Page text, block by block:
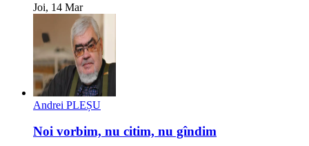
Joi, 14 Mar
Andrei PLEȘU
Noi vorbim, nu citim, nu gîndim